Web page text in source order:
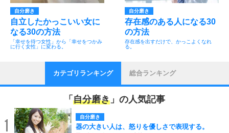
自分磨き
自立したかっこいい女に
なる30の方法
「幸せを待つ女性」から「幸せをつかみ
に行く女性」に変わる。
自分磨き
存在感のある人になる30
の方法
存在感を出すだけで、かっこよくなれ
る。
カテゴリランキング 総合ランキング
「 自分磨き 」の人気記事
1 自分磨き
器の大きい人は、怒りを優しさで表現する。